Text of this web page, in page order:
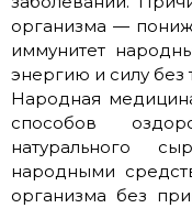
организма —
иммунитет
энергию и силу без
Народная
способов
натурального
народными
организма без